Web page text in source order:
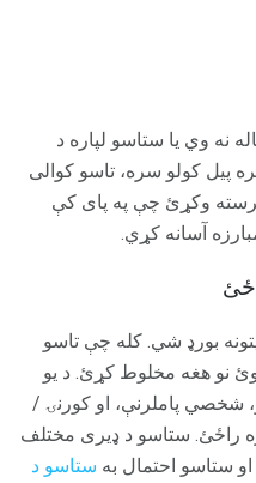
نه وي یا ستاسو لپاره د
پیل کولو سره، تاسو کوالی
وکړئ چې په پای کې
آسانه کړي.
بورډ شي. کله چې تاسو
نو هغه مخلوط کړئ. د یو
شخصي پاملرنې، او کورنۍ /
راځئ. ستاسو د ډیری مختلف
ستاسو احتمال به ستاسو د